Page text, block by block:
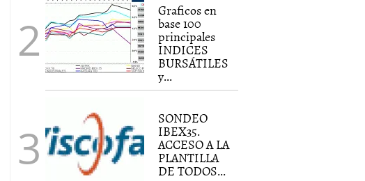
Graficos en
base 100
principales
INDICES
BURSÁTILES
y...
SONDEO
IBEX35.
ACCESO A LA
PLANTILLA
DE TODOS...